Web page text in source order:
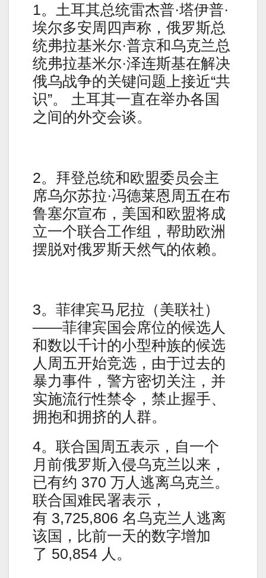
1。土耳其总统雷杰普·塔伊普·
埃尔多安周四声称，俄罗斯总
统弗拉基米尔·普京和乌克兰总
统弗拉基米尔·泽连斯基在解决
俄乌战争的关键问题上接近“共
识”。 土耳其一直在举办各国
之间的外交会谈。
2。拜登总统和欧盟委员会主
席乌尔苏拉·冯德莱恩周五在布
鲁塞尔宣布，美国和欧盟将成
立一个联合工作组，帮助欧洲
摆脱对俄罗斯天然气的依赖。
3。菲律宾马尼拉（美联社）
——菲律宾国会席位的候选人
和数以千计的小型种族的候选
人周五开始竞选，由于过去的
暴力事件，警方密切关注，并
实施流行性禁令，禁止握手、
拥抱和拥挤的人群。
4。联合国周五表示，自一个
月前俄罗斯入侵乌克兰以来，
已有约 370 万人逃离乌克兰。
联合国难民署表示，
有 3,725,806 名乌克兰人逃离
该国，比前一天的数字增加
了 50,854 人。